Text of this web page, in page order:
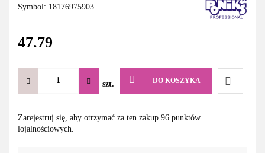
Symbol: 18176975903
47.79
szt. DO KOSZYKA
Do
Zarejestruj się, aby otrzymać za ten zakup 96 punktów
lojalnościowych.